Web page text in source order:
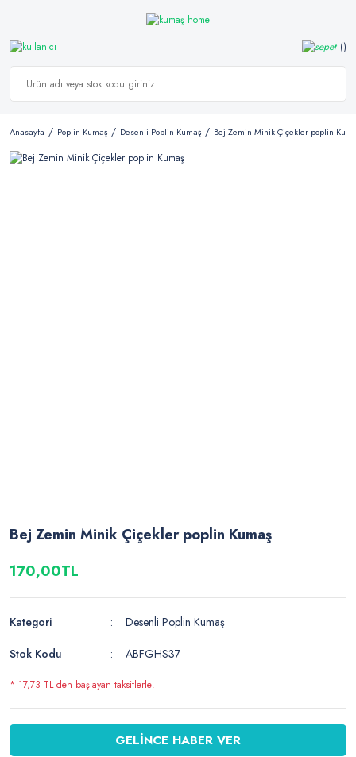
Anasayfa Poplin Kumaş Desenli Poplin Kumaş Bej Zemin Minik Çiçekler poplin
Bej Zemin Minik Çiçekler poplin Kumaş
170,00TL
Kategori
Desenli Poplin Kumaş
Stok Kodu
ABFGHS37
* 17,73 TL den başlayan taksitlerle!
GELİNCE HABER VER